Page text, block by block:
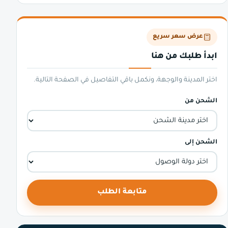
عرض سعر سريع
ابدأ طلبك من هنا
اختر المدينة والوجهة، ونكمل باقي التفاصيل في الصفحة التالية.
الشحن من
الشحن إلى
متابعة الطلب